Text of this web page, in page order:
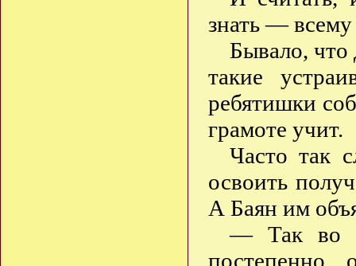
знать —
Бывало, что
такие
ребятишки
грамоте учит.
Часто так
освоить
А Баян им
— Так во
постепенно